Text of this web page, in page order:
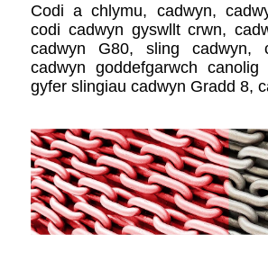
Codi a chlymu, cadwyn,
codi cadwyn gyswllt crwn,
cadwyn G80, sling cadwyn,
cadwyn goddefgarwch
gyfer slingiau cadwyn Gradd 8,